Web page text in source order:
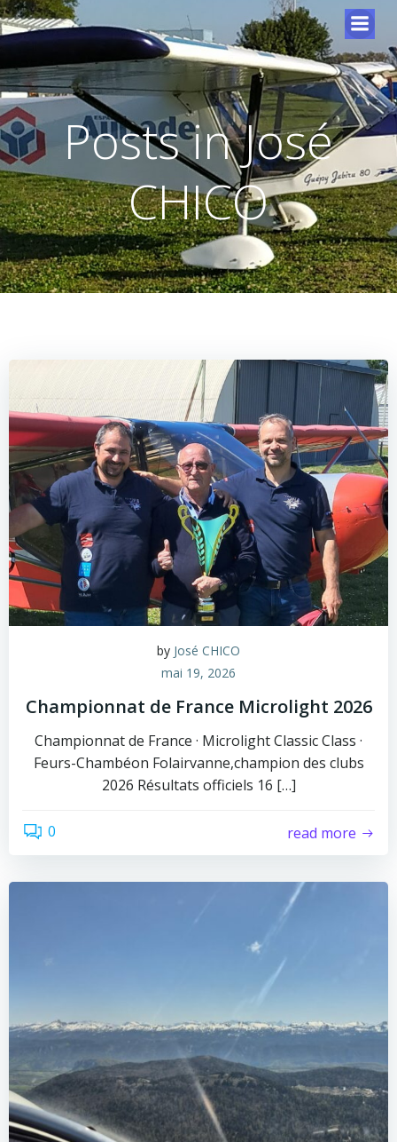
Posts inJosé
CHICO
by José CHICO
mai 19, 2026
Championnat de France Microlight 2026
Championnat de France · Microlight Classic Class ·
Feurs-Chambéon Folairvanne,champion des clubs
2026 Résultats officiels 16 […]
0 read more